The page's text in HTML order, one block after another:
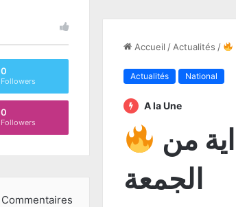
Accueil / Actualités /
Actualités National
A la Une
الجمعة
0
Followers
0
Followers
Commentaires